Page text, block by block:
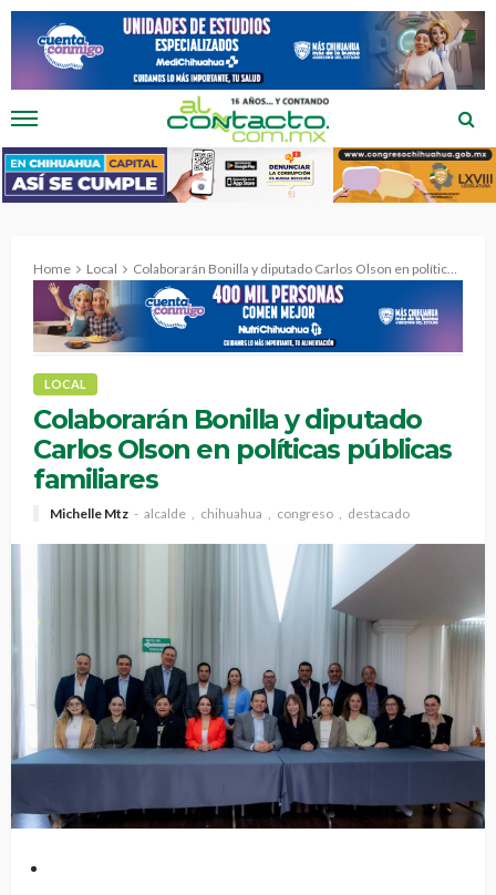
Home Local Colaborarán Bonilla y diputado Carlos Olson en políticas públicas familiares
LOCAL
Colaborarán Bonilla y diputado
Carlos Olson en políticas públicas
familiares
Michelle Mtz alcalde chihuahua congreso destacado